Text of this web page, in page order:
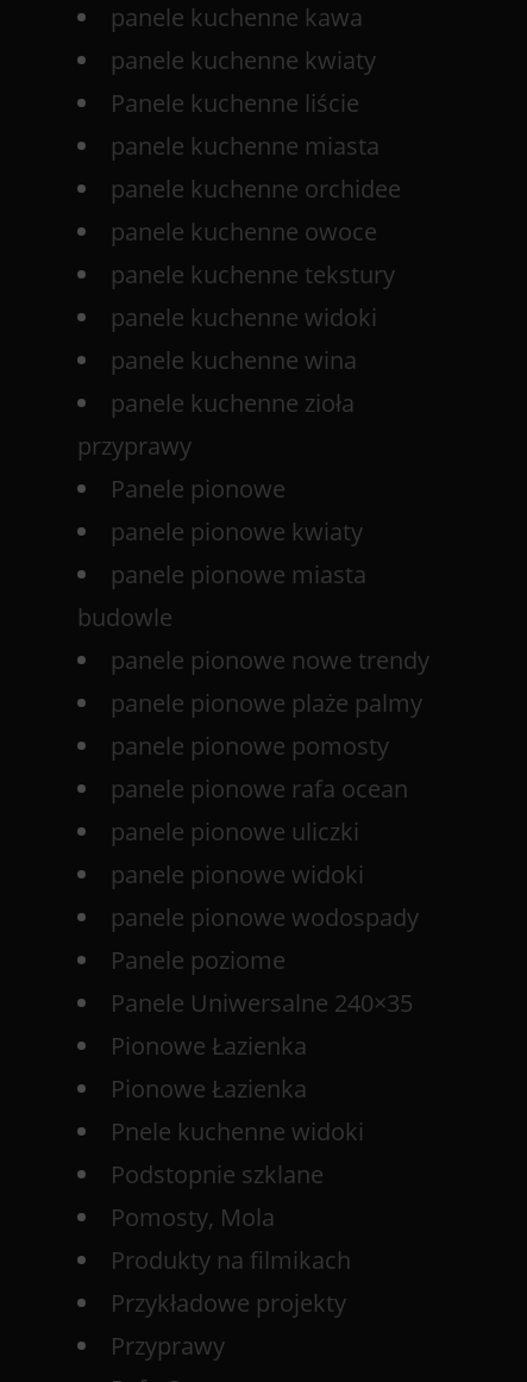
panele kuchenne kawa
panele kuchenne kwiaty
Panele kuchenne liście
panele kuchenne miasta
panele kuchenne orchidee
panele kuchenne owoce
panele kuchenne tekstury
panele kuchenne widoki
panele kuchenne wina
panele kuchenne zioła
przyprawy
Panele pionowe
panele pionowe kwiaty
panele pionowe miasta
budowle
panele pionowe nowe trendy
panele pionowe plaże palmy
panele pionowe pomosty
panele pionowe rafa ocean
panele pionowe uliczki
panele pionowe widoki
panele pionowe wodospady
Panele poziome
Panele Uniwersalne 240×35
Pionowe Łazienka
Pionowe Łazienka
Pnele kuchenne widoki
Podstopnie szklane
Pomosty, Mola
Produkty na filmikach
Przykładowe projekty
Przyprawy